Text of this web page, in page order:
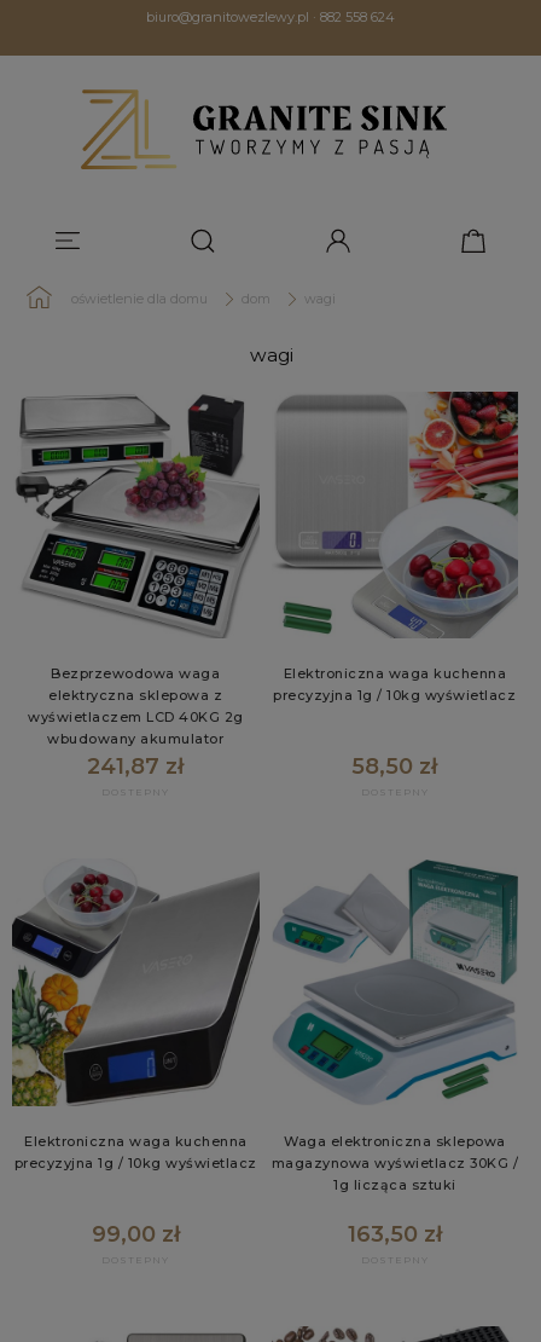
biuro@granitowezlewy.pl · 882 558 624
oświetlenie dla domu dom wagi
wagi
Bezprzewodowa waga
elektryczna sklepowa z
wyświetlaczem LCD 40KG 2g
wbudowany akumulator
241,87 zł
Elektroniczna waga kuchenna
precyzyjna 1g / 10kg wyświetlacz
58,50 zł
Elektroniczna waga kuchenna
precyzyjna 1g / 10kg wyświetlacz
99,00 zł
Waga elektroniczna sklepowa
magazynowa wyświetlacz 30KG /
1g licząca sztuki
163,50 zł